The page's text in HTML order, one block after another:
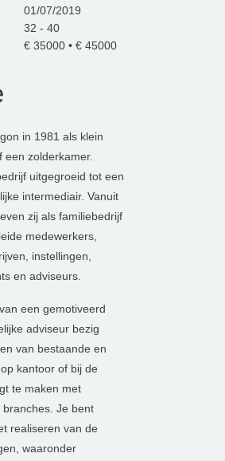
01/07/2019
32 - 40
€ 35000 • € 45000
in 1981 als klein
een zolderkamer.
uitgegroeid tot een
intermediair. Vanuit
zij als familiebedrijf
medewerkers,
instellingen,
en adviseurs.
een gemotiveerd
adviseur bezig
van bestaande en
kantoor of bij de
te maken met
Je bent
realiseren van de
waaronder